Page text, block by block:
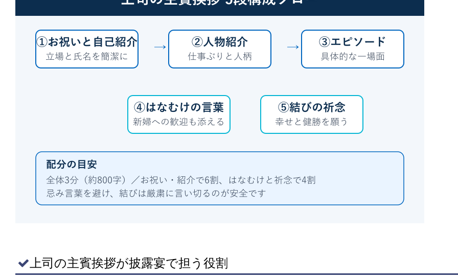
上司の主賓挨拶が披露宴で担う役割